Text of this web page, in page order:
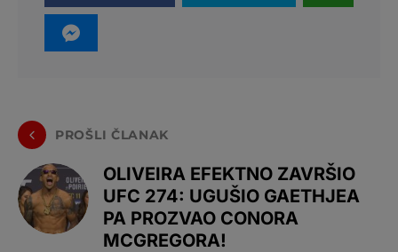
PROŠLI ČLANAK
OLIVEIRA EFEKTNO ZAVRŠIO
UFC 274: UGUŠIO GAETHJEA
PA PROZVAO CONORA
MCGREGORA!